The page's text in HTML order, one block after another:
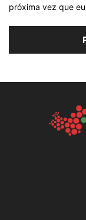
próxima vez que